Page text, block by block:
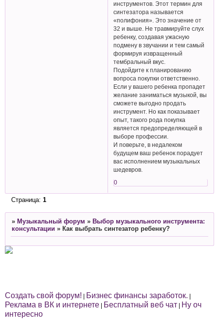
инструментов. Этот термин для
синтезатора называется
«полифония». Это значение от
32 и выше. Не травмируйте слух
ребенку, создавая ужасную
подмену в звучании и тем самый
формируя извращенный
тембральный вкус.
Подойдите к планированию
вопроса покупки ответственно.
Если у вашего ребенка пропадет
желание заниматься музыкой, вы
сможете выгодно продать
инструмент. Но как показывает
опыт, такого рода покупка
является предопределяющей в
выборе профессии.
И поверьте, в недалеком
будущем ваш ребенок порадует
вас исполнением музыкальных
шедевров.
0
Страница: 1
» Музыкальный форум » Выбор музыкального инструмента:
консультации » Как выбрать синтезатор ребенку?
Создать свой форум! | Бизнес финансы заработок. |
Реклама в ВК и интернете | Бесплатный веб чат | Ну оч
интересно